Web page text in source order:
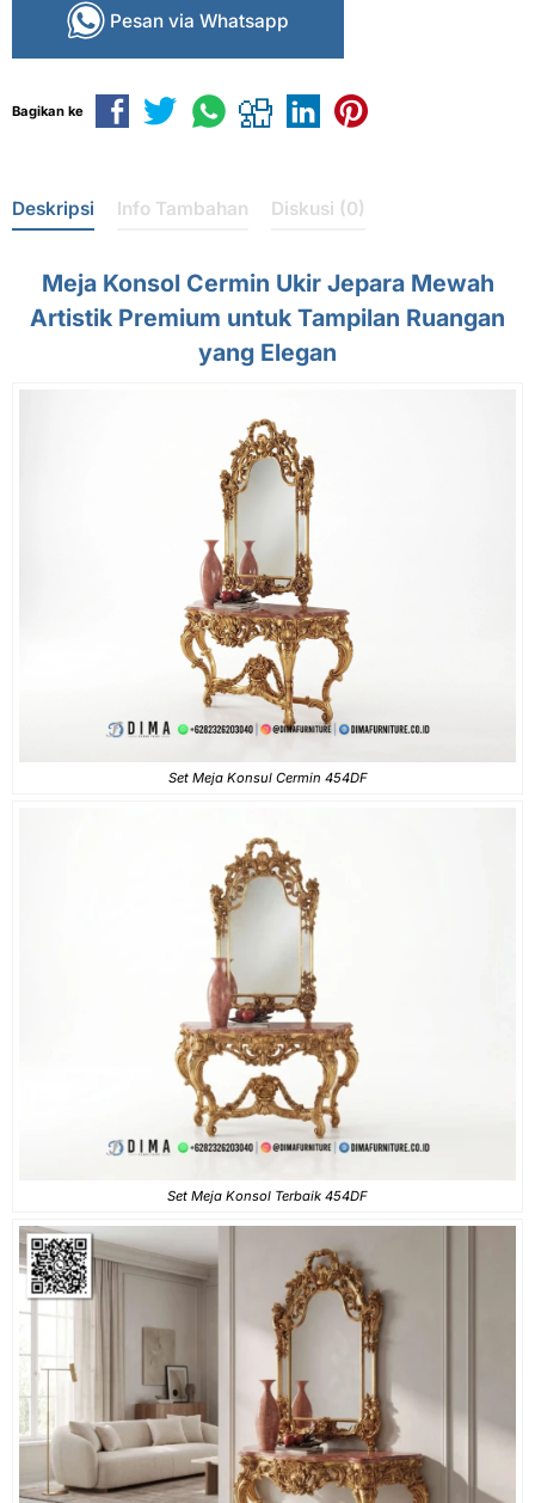
Pesan via Whatsapp
Bagikan ke
Deskripsi Info Tambahan Diskusi (0)
Meja Konsol Cermin Ukir Jepara Mewah
Artistik Premium untuk Tampilan Ruangan
yang Elegan
Set Meja Konsul Cermin 454DF
Set Meja Konsol Terbaik 454DF